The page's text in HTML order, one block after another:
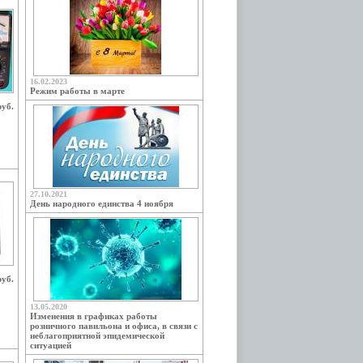
16.02.2023
Режим работы в марте
27.10.2021
День народного единства 4 ноября
13.05.2020
Изменения в графиках работы
розничного павильона и офиса, в связи с
неблагоприятной эпидемической
ситуацией